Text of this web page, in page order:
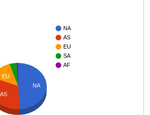
NA
AS
EU
SA
AF
NA
EU
AS